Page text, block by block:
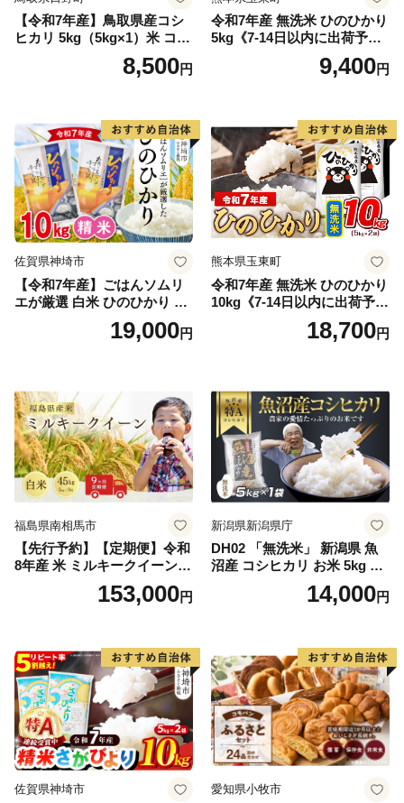
【令和7年産】鳥取県産コシ
ヒカリ 5kg（5kg×1）米 コシ
ヒカリ こしひかり お米 白米
精米 5キロ おこめ こめ コメ
野町産 Elevation
8,500円
令和7年産 無洗米 ひのひかり
5kg《7-14日以内に出荷予定
(土日祝除く)》コメ 米 無洗米
高レビュー｜人気米 熊本県
9,400円
佐賀県神埼市
【令和7年産】ごはんソムリ
エが厳選 白米 ひのひかり 10
米 10kg 5kg×2 ひのひかり ブ
19,000円
熊本県玉東町
令和7年産 無洗米 ひのひかり
10kg《7-14日以内に出荷予定
(土日祝除く)》コメ 米 無洗米
令和7年産 高レビュー｜人気
18,700円
福島県南相馬市
【先行予約】【定期便】令和
8年産 米 ミルキークイーン
白米 45kg (5kg×9回) | ミルキ
ークイーン 米5kg 福島 福島
福島県 南相馬市 cu006-ae
153,000円
新潟県新潟県庁
DH02 「無洗米」 新潟県 魚
沼産 コシヒカリ お米 5kg こ
しひかり 精米 米（お米の美
味しい炊き方ガイド付き）
14,000円
佐賀県神埼市 愛知県小牧市